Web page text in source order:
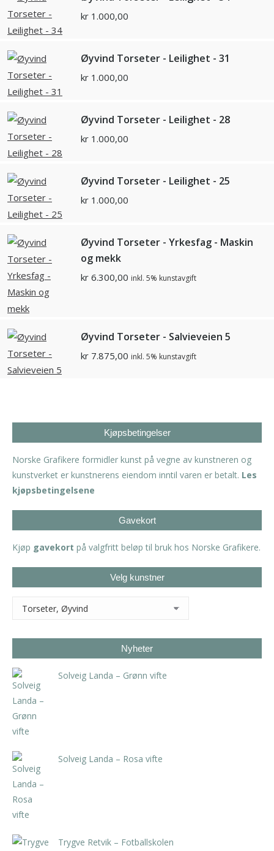
kr 1.000,00
Øyvind Torseter - Leilighet - 31
kr 1.000,00
Øyvind Torseter - Leilighet - 28
kr 1.000,00
Øyvind Torseter - Leilighet - 25
kr 1.000,00
Øyvind Torseter - Yrkesfag - Maskin
og mekk
kr 6.300,00 inkl. 5% kunstavgift
Øyvind Torseter - Salvieveien 5
kr 7.875,00 inkl. 5% kunstavgift
Kjøpsbetingelser
Norske Grafikere formidler kunst på vegne av kunstneren og
kunstverket er kunstnerens eiendom inntil varen er betalt. Les
kjøpsbetingelsene
Gavekort
Kjøp gavekort på valgfritt beløp til bruk hos Norske Grafikere.
Velg kunstner
Nyheter
Solveig Landa – Grønn vifte
Solveig Landa – Rosa vifte
Trygve Retvik – Fotballskolen